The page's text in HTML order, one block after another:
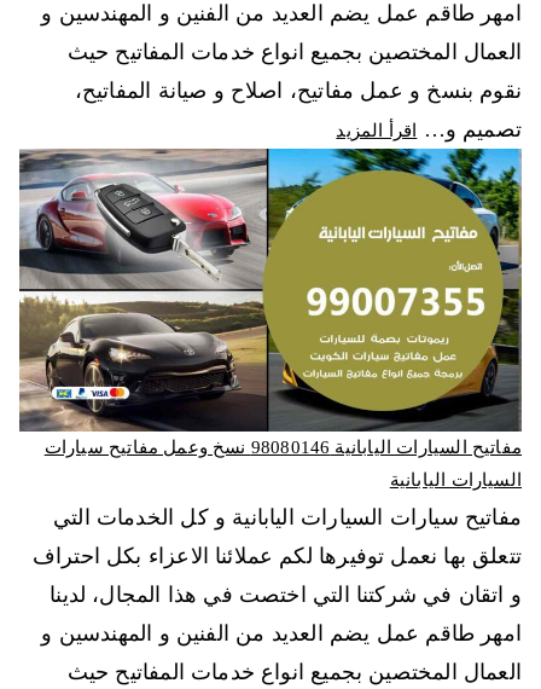
امهر طاقم عمل يضم العديد من الفنين و المهندسين و
العمال المختصين بجميع انواع خدمات المفاتيح حيث
نقوم بنسخ و عمل مفاتيح، اصلاح و صيانة المفاتيح،
تصميم و…
اقرأ المزيد
مفاتيح السيارات اليابانية 98080146‬ نسخ وعمل مفاتيح سيارات
السيارات اليابانية
مفاتيح سيارات السيارات اليابانية و كل الخدمات التي
تتعلق بها نعمل توفيرها لكم عملائنا الاعزاء بكل احتراف
و اتقان في شركتنا التي اختصت في هذا المجال، لدينا
امهر طاقم عمل يضم العديد من الفنين و المهندسين و
العمال المختصين بجميع انواع خدمات المفاتيح حيث